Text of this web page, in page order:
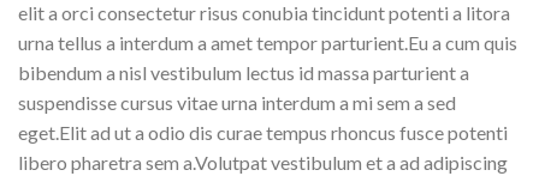
elit a orci consectetur risus conubia tincidunt potenti a litora
urna tellus a interdum a amet tempor parturient.Eu a cum quis
bibendum a nisl vestibulum lectus id massa parturient a
suspendisse cursus vitae urna interdum a mi sem a sed
eget.Elit ad ut a odio dis curae tempus rhoncus fusce potenti
libero pharetra sem a.Volutpat vestibulum et a ad adipiscing